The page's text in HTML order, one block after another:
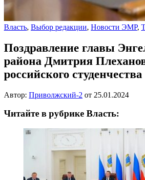
Власть, Выбор редакции, Новости ЭМР,
Поздравление главы
района Дмитрия
российского студенчества
Автор: Приволжский-2 от 25.01.2024
Читайте в рубрике Власть: